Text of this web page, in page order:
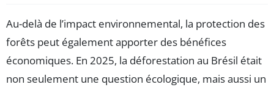
Au-delà de l’impact environnemental, la protection des
forêts peut également apporter des bénéfices
économiques. En 2025, la déforestation au Brésil était
non seulement une question écologique, mais aussi un